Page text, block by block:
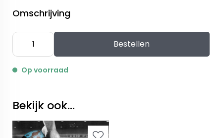
Omschrijving
Bestellen
Op voorraad
Bekijk ook...